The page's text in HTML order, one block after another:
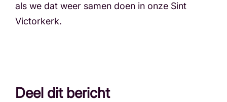
als we dat weer samen doen in onze Sint
Victorkerk.
Deel dit bericht